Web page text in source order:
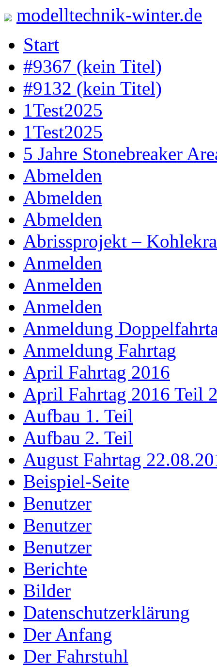
modelltechnik-winter.de
to
contentStart
#9367 (kein Titel)
#9132 (kein Titel)
1Test2025
1Test2025
5 Jahre Stonebreaker
Abmelden
Abmelden
Abmelden
Abrissprojekt –
Anmelden
Anmelden
Anmelden
Anmeldung
Anmeldung Fahrtag
April Fahrtag 2016
April Fahrtag 2016 Teil
Aufbau 1. Teil
Aufbau 2. Teil
August Fahrtag
Beispiel-Seite
Benutzer
Benutzer
Benutzer
Berichte
Bilder
Datenschutzerklärung
Der Anfang
Der Fahrstuhl